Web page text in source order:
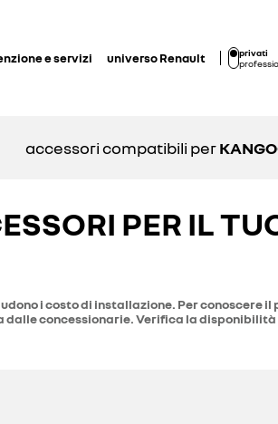
e servizi universo Renault
privati
accessori compatibili per
PER IL
i costo di installazione. Per
concessionarie. Verifica la